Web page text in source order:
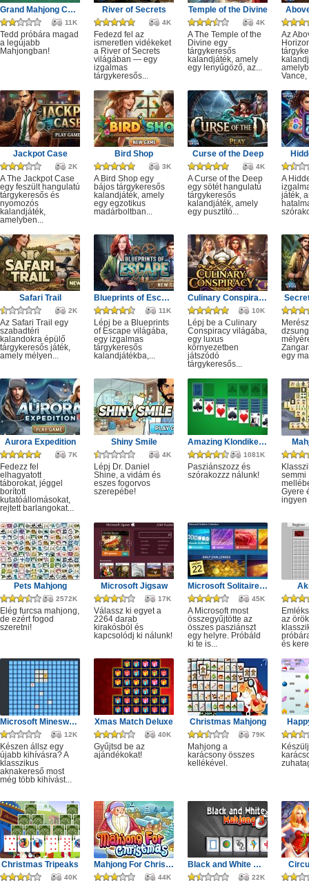
Grand Mahjong Connect
11K
Tedd próbára magad
a legújabb
Mahjongban!
River of Secrets
4K
Fedezd fel az
ismeretlen vidékeket
a River of Secrets
világában — egy
izgalmas
tárgykeresős...
Temple of the Divine
4K
A The Temple of the
Divine egy
tárgykeresős
kalandjáték, amely
egy lenyűgöző, az...
Az
Vance,
Jackpot Case
2K
A The Jackpot Case
egy feszült hangulatú
tárgykeresős és
nyomozós
kalandjáték,
amelyben...
Bird Shop
3K
A Bird Shop egy
bájos tárgykeresős
kalandjáték, amely
egy egzotikus
madárboltban...
Curse of the Deep
4K
A Curse of the Deep
egy sötét hangulatú
tárgykeresős
kalandjáték, amely
egy pusztító...
A
játék,
Safari Trail
2K
Az Safari Trail egy
szabadtéri
kalandokra épülő
tárgykeresős játék,
amely mélyen...
Blueprints of Escape
11K
Lépj be a Blueprints
of Escape világába,
egy izgalmas
tárgykeresős
kalandjátékba,...
Culinary Conspiracy
10K
Lépj be a Culinary
Conspiracy világába,
egy luxus
környezetben
játszódó
tárgykeresős...
egy
Aurora Expedition
7K
Fedezz fel
elhagyatott
táborokat, jéggel
borított
kutatóállomásokat,
rejtett barlangokat...
Shiny Smile
4K
Lépj Dr. Daniel
Shine, a vidám és
eszes fogorvos
szerepébe!
Amazing Klondike Solitaire
1081K
Pasziánszozz és
szórakozzz nálunk!
semmi
Gyere
ingyen
Pets Mahjong
2572K
Elég furcsa mahjong,
de ezért fogod
szeretni!
Microsoft Jigsaw
17K
Válassz ki egyet a
2264 darab
kirakósból és
kapcsolódj ki nálunk!
Microsoft Solitaire Collection
45K
A Microsoft most
összegyűjtötte az
összes pasziánszt
egy helyre. Próbáld
ki te is...
az örök
és
Microsoft Minesweeper
12K
Készen állsz egy
újabb kihívásra? A
klasszikus
aknakereső most
még több kihívást...
Xmas Match Deluxe
40K
Gyűjtsd be az
ajándékokat!
Christmas Mahjong
79K
Mahjong a
karácsony összes
kellékével.
Christmas Tripeaks
40K
Mahjong For Christmas
44K
Black and White Mahjong 3
22K